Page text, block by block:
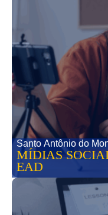
MÍDIAS
EAD